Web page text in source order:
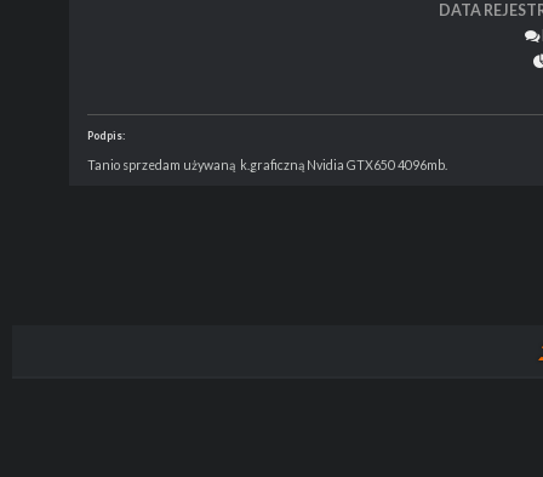
DATA
Podpis:
Tanio sprzedam używaną k.graficzną Nvidia GTX650 4096mb.